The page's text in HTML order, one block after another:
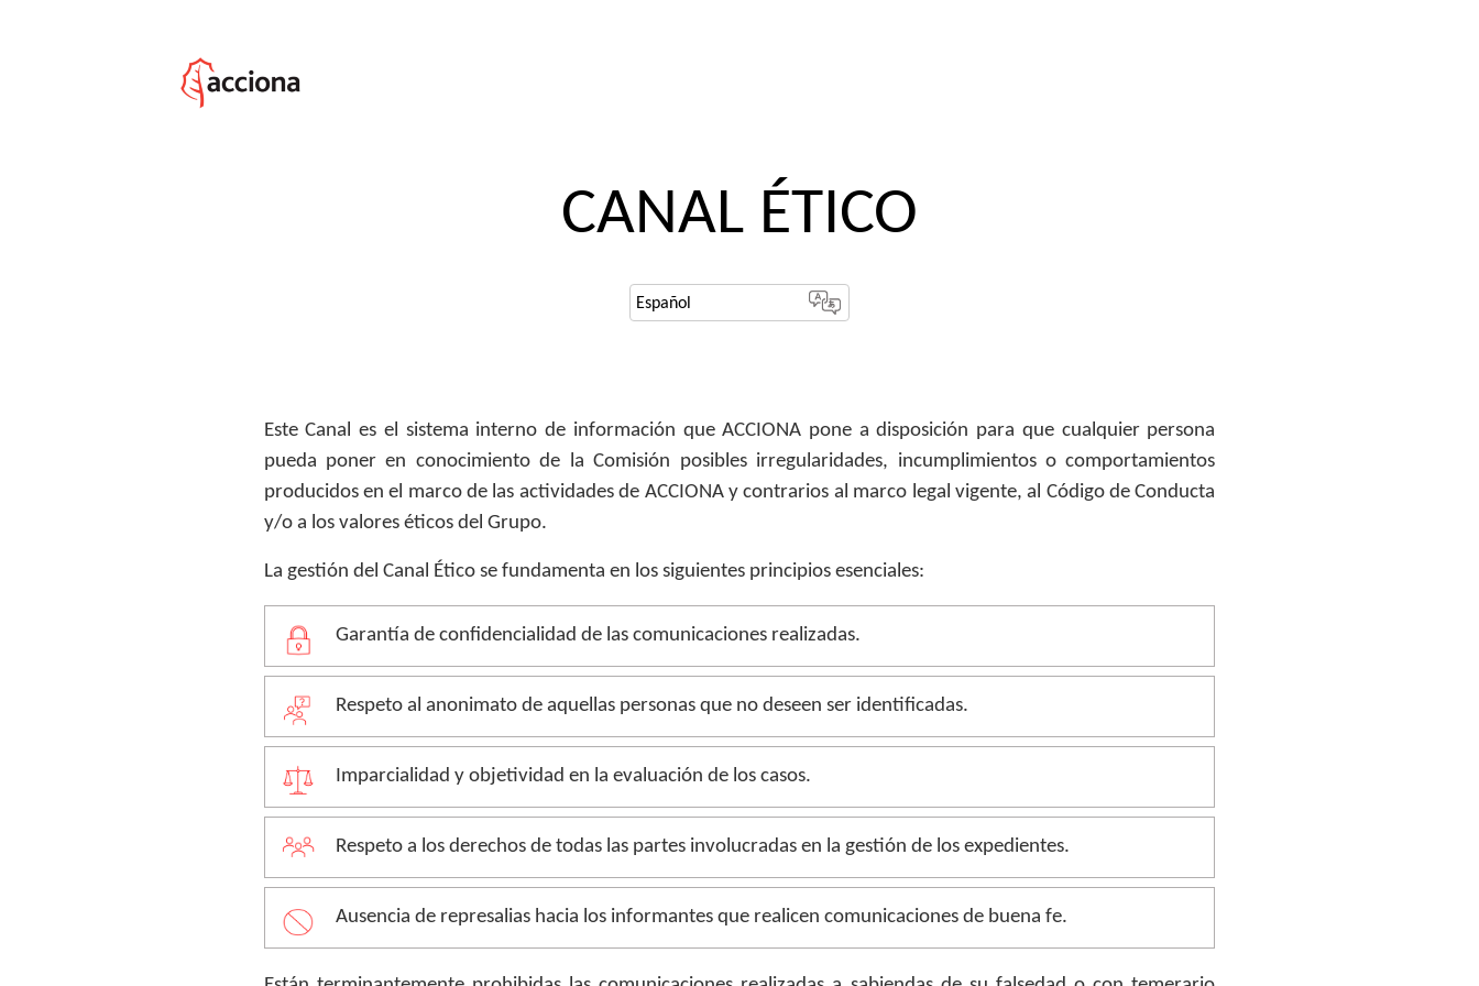
CANAL ÉTICO
Este Canal es el sistema interno de información que ACCIONA pone a disposición para que cualquier persona
pueda poner en conocimiento de la Comisión posibles irregularidades, incumplimientos o comportamientos
producidos en el marco de las actividades de ACCIONA y contrarios al marco legal vigente, al Código de Conducta
y/o a los valores éticos del Grupo.
La gestión del Canal Ético se fundamenta en los siguientes principios esenciales:
Garantía de confidencialidad de las comunicaciones realizadas.
Respeto al anonimato de aquellas personas que no deseen ser identificadas.
Imparcialidad y objetividad en la evaluación de los casos.
Respeto a los derechos de todas las partes involucradas en la gestión de los expedientes.
Ausencia de represalias hacia los informantes que realicen comunicaciones de buena fe.